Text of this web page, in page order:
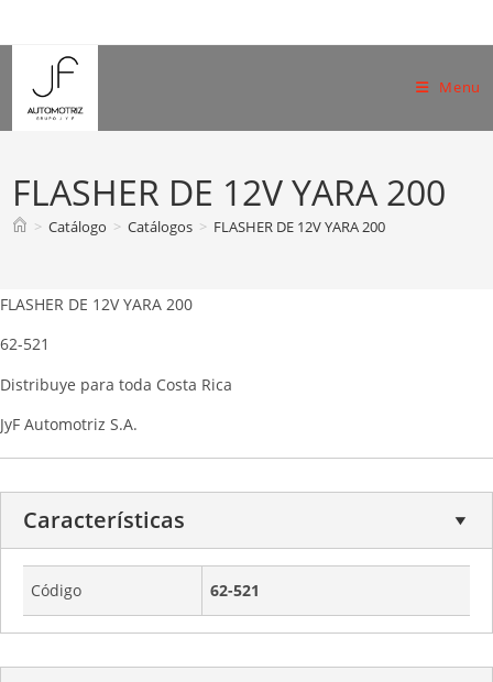
to
content
Menu
FLASHER DE 12V YARA 200
> Catálogo > Catálogos > FLASHER DE 12V YARA 200
FLASHER DE 12V YARA 200
62-521
Distribuye para toda Costa Rica
JyF Automotriz S.A.
Características
Código 62-521